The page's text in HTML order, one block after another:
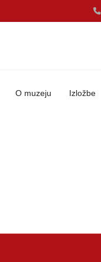
O muzeju Izložbe